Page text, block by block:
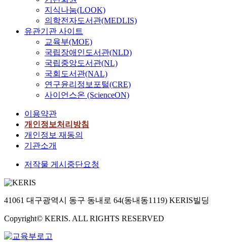
지식나눔(LOOK)
의학전자도서관(MEDLIS)
유관기관 사이트
교육부(MOE)
국립장애인도서관(NLD)
국립중앙도서관(NL)
국회도서관(NAL)
연구윤리정보포털(CRE)
사이언스온 (ScienceON)
이용약관
개인정보처리방침
개인정보 재동의
기관소개
저작물 게시중단요청
41061 대구광역시 동구 동내로 64(동내동1119) KERIS빌딩
Copyright© KERIS. ALL RIGHTS RESERVED